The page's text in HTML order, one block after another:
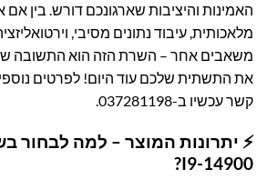
האמינות והיציבות שארגונכם דורש. בין
מלאכותית, עיבוד נתונים מסיבי,
משאבים אחר – השרת הזה הוא התשובה
את התשתית שלכם עוד היום! לפרטים נוספים
קשר עכשיו ב-037281198
.
I9-14900?